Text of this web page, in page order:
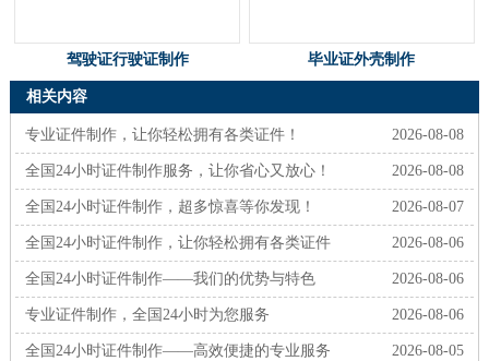
驾驶证行驶证制作 毕业证外壳制作
相关内容
2026-08-08
专业证件制作，让你轻松拥有各类证件！
2026-08-08
全国24小时证件制作服务，让你省心又放心！
2026-08-07
全国24小时证件制作，超多惊喜等你发现！
2026-08-06
全国24小时证件制作，让你轻松拥有各类证件
2026-08-06
全国24小时证件制作——我们的优势与特色
2026-08-06
专业证件制作，全国24小时为您服务
2026-08-05
全国24小时证件制作——高效便捷的专业服务